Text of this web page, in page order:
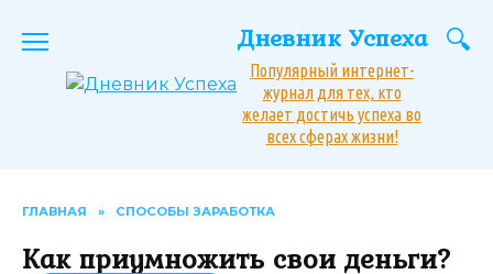
Дневник Успеха
Популярный интернет-
журнал для тех, кто
желает достичь успеха во
всех сферах жизни!
ГЛАВНАЯ » СПОСОБЫ ЗАРАБОТКА
Как приумножить свои деньги?